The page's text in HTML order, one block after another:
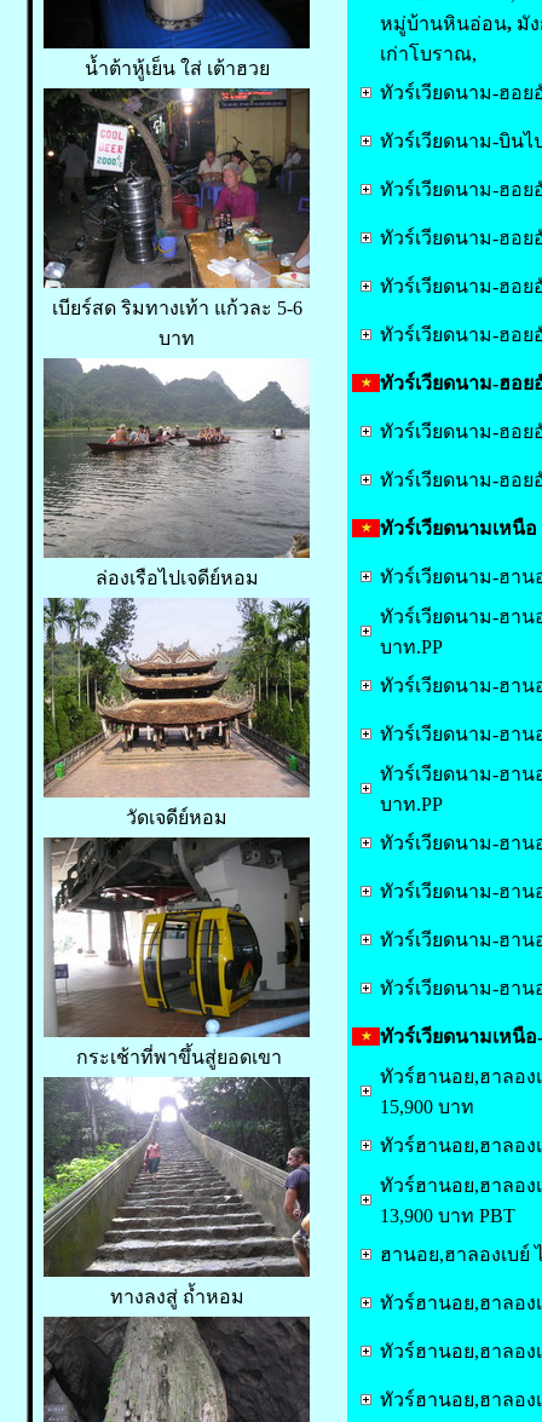
น้ำต้าหู้เย็น ใส่ เต้าฮวย
เบียร์สด ริมทางเท้า แก้วละ 5-6
บาท
ล่องเรือไปเจดีย์หอม
วัดเจดีย์หอม
กระเช้าที่พาขึ้นสู่ยอดเขา
ทางลงสู่ ถ้ำหอม
หมู่บ้านหินอ่อน, มั
เก่าโบราณ,
ทัวร์เวียดนาม-ฮอ
ทัวร์เวียดนาม-บินไ
ทัวร์เวียดนาม-ฮอ
ทัวร์เวียดนาม-ฮอย
ทัวร์เวียดนาม-ฮอ
ทัวร์เวียดนาม-ฮอ
ทัวร์เวียดนาม-ฮอ
ทัวร์เวียดนาม-ฮอ
ทัวร์เวียดนาม-ฮอ
ทัวร์เวียดนามเหนื
ทัวร์เวียดนาม-ฮาน
ทัวร์เวียดนาม-ฮาน
บาท.PP
ทัวร์เวียดนาม-ฮาน
ทัวร์เวียดนาม-ฮาน
ทัวร์เวียดนาม-ฮาน
บาท.PP
ทัวร์เวียดนาม-ฮาน
ทัวร์เวียดนาม-ฮาน
ทัวร์เวียดนาม-ฮาน
ทัวร์เวียดนาม-ฮาน
ทัวร์เวียดนามเหนื
ทัวร์ฮานอย,ฮาลองเ
15,900 บาท
ทัวร์ฮานอย,ฮาลอง
ทัวร์ฮานอย,ฮาลองเ
13,900 บาท PBT
ฮานอย,ฮาลองเบย์
ทัวร์ฮานอย,ฮาลอง
ทัวร์ฮานอย,ฮาลองเ
ทัวร์ฮานอย,ฮาลอง